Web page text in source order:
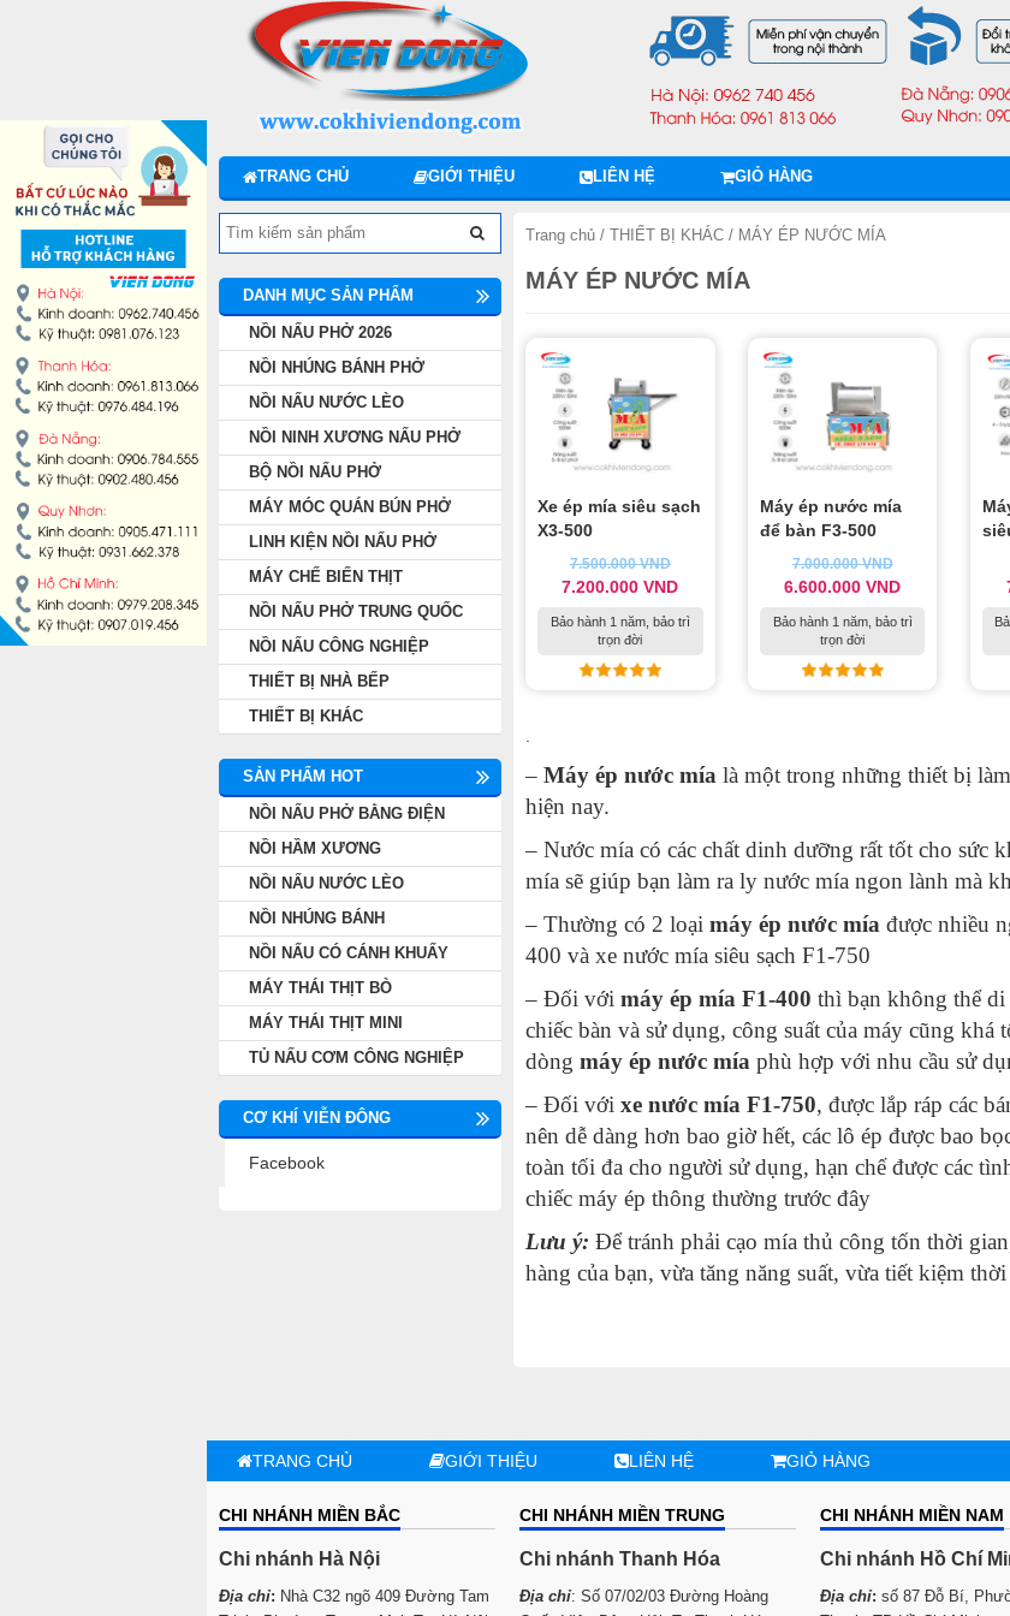
TRANG CHỦ GIỚI THIỆU LIÊN HỆ GIỎ HÀNG
Trang chủ / THIẾT BỊ KHÁC / MÁY ÉP NƯỚC MÍA
MÁY ÉP NƯỚC MÍA
Xe ép mía siêu sạch
X3-500
7.500.000VND
7.200.000VND
Bảo hành 1 năm, bảo trì
trọn đời
Máy ép nước mía
để bàn F3-500
7.000.000VND
6.600.000VND
Bảo hành 1 năm, bảo trì
trọn đời
– Máy ép nước mía là một trong những thiết bị
hiện nay.
– Nước mía có các chất dinh dưỡng rất tốt cho sức
mía sẽ giúp bạn làm ra ly nước mía ngon lành mà
– Thường có 2 loại máy ép nước mía được nhiều
400 và xe nước mía siêu sạch F1-750
– Đối với máy ép mía F1-400 thì bạn không thể di
chiếc bàn và sử dụng, công suất của máy cũng
dòng máy ép nước mía phù hợp với nhu cầu sử
– Đối với xe nước mía F1-750, được lắp ráp các
nên dễ dàng hơn bao giờ hết, các lô ép được bao
toàn tối đa cho người sử dụng, hạn chế được các
chiếc máy ép thông thường trước đây
Lưu ý: Để tránh phải cạo mía thủ công tốn thời
hàng của bạn, vừa tăng năng suất, vừa tiết kiệm
DANH MỤC SẢN PHẨM
NỒI NẤU PHỞ 2026
NỒI NHÚNG BÁNH PHỞ
NỒI NẤU NƯỚC LÈO
NỒI NINH XƯƠNG NẤU PHỞ
BỘ NỒI NẤU PHỞ
MÁY MÓC QUÁN BÚN PHỞ
LINH KIỆN NỒI NẤU PHỞ
MÁY CHẾ BIẾN THỊT
NỒI NẤU PHỞ TRUNG QUỐC
NỒI NẤU CÔNG NGHIỆP
THIẾT BỊ NHÀ BẾP
THIẾT BỊ KHÁC
SẢN PHẨM HOT
NỒI NẤU PHỞ BẰNG ĐIỆN
NỒI HẦM XƯƠNG
NỒI NẤU NƯỚC LÈO
NỒI NHÚNG BÁNH
NỒI NẤU CÓ CÁNH KHUẤY
MÁY THÁI THỊT BÒ
MÁY THÁI THỊT MINI
TỦ NẤU CƠM CÔNG NGHIỆP
CƠ KHÍ VIỄN ĐÔNG
Facebook
TRANG CHỦ GIỚI THIỆU LIÊN HỆ GIỎ HÀNG
CHI NHÁNH MIỀN BẮC
Chi nhánh Hà Nội
Địa chỉ: Nhà C32 ngõ 409 Đường Tam
CHI NHÁNH MIỀN TRUNG
Chi nhánh Thanh Hóa
Địa chỉ: Số 07/02/03 Đường Hoàng
CHI NHÁNH MIỀN NAM
Chi nhánh Hồ Chí
Địa chỉ: số 87 Đỗ Bí,
NỒI NHÚNG BÁNH PHỞ
NỒI NẤU NƯỚC LÈO
NỒI NINH XƯƠNG NẤU PHỞ
BỘ NỒI NẤU PHỞ
MÁY MÓC QUÁN BÚN PHỞ
LINH KIỆN NỒI NẤU PHỞ
MÁY CHẾ BIẾN THỊT
NỒI NẤU PHỞ TRUNG QUỐC
NỒI NẤU CÔNG NGHIỆP